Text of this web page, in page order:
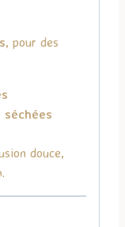
, pour des
douce,